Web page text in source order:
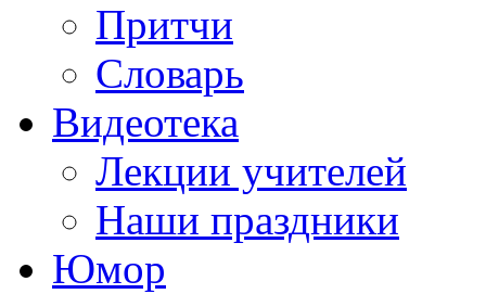
Притчи
Словарь
Видеотека
Лекции учителей
Наши праздники
Юмор